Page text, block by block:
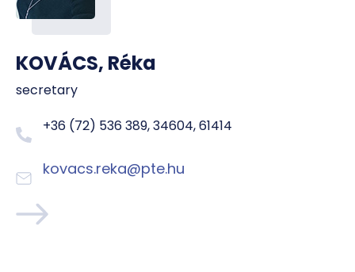
KOVÁCS, Réka
secretary
+36 (72) 536 389, 34604, 61414
kovacs.reka@pte.hu